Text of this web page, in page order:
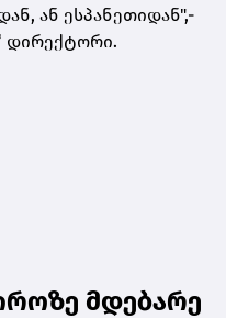
ან ესპანეთიდან",-
დირექტორი.
მდებარე